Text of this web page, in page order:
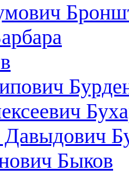
Давыдович
Быков